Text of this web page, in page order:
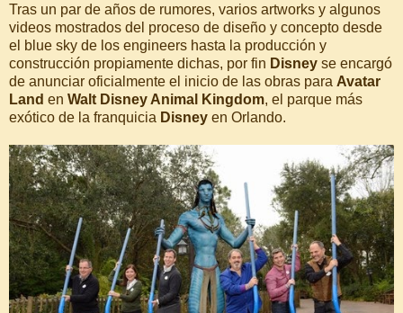
Tras un par de años de rumores, varios artworks y algunos
videos mostrados del proceso de diseño y concepto desde
el blue sky de los engineers hasta la producción y
construcción propiamente dichas, por fin Disney se encargó
de anunciar oficialmente el inicio de las obras para Avatar
Land en Walt Disney Animal Kingdom, el parque más
exótico de la franquicia Disney en Orlando.